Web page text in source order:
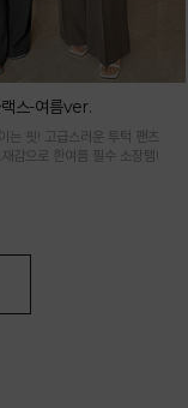
스-여름ver.
는 핏! 고급스러운 투턱 팬츠
감으로 한여름 필수 소장템!